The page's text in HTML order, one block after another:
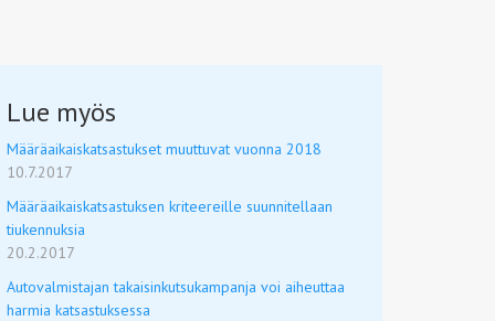
Lue myös
Määräaikaiskatsastukset muuttuvat vuonna 2018
10.7.2017
Määräaikaiskatsastuksen kriteereille suunnitellaan
tiukennuksia
20.2.2017
Autovalmistajan takaisinkutsukampanja voi aiheuttaa
harmia katsastuksessa